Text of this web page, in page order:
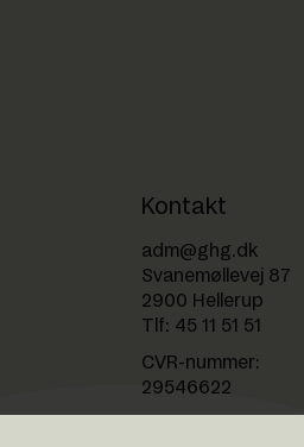
Kontakt
adm@ghg.dk
Svanemøllevej 87
2900 Hellerup
Tlf: 45 11 51 51
CVR-nummer:
29546622